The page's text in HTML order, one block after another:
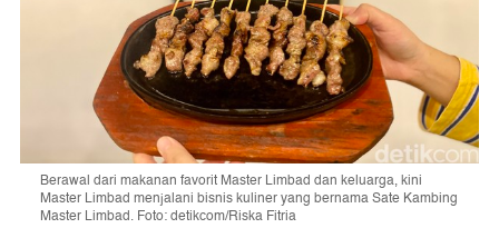
Berawal dari makanan favorit Master Limbad dan keluarga, kini
Master Limbad menjalani bisnis kuliner yang bernama Sate Kambing
Master Limbad. Foto: detikcom/Riska Fitria